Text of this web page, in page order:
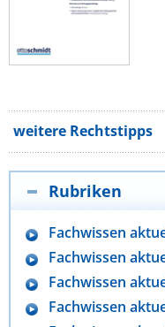
weitere Rechtstipps
Rubriken
Fachwissen
Fachwissen
Fachwissen
Fachwissen